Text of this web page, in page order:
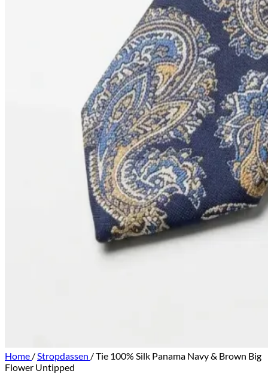
Home /Stropdassen /Tie 100% Silk Panama Navy & Brown Big
Flower Untipped